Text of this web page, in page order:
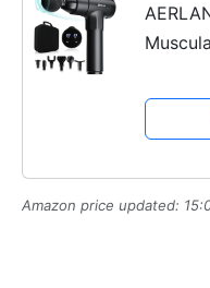
Amazon price updated: